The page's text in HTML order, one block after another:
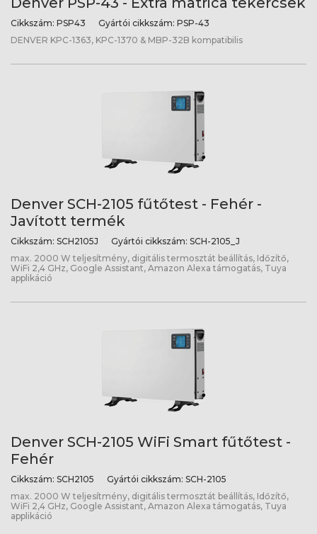
Cikkszám: PSP43 Gyártói cikkszám: PSP-43
DENVER KPC-1363, KPC-1370 & MBP-32B kompatibilis
Denver SCH-2105 fűtőtest - Fehér -
Javított termék
Cikkszám: SCH2105J Gyártói cikkszám: SCH-2105_J
max. 2000 W teljesítmény, digitális termosztát beállítás, Időzítő,
WiFi 2,4 GHz, Google Assistant, Amazon Alexa támogatás, Tuya
applikáció
Denver SCH-2105 WiFi Smart fűtőtest -
Fehér
Cikkszám: SCH2105 Gyártói cikkszám: SCH-2105
max. 2000 W teljesítmény, digitális termosztát beállítás, Időzítő,
WiFi 2,4 GHz, Google Assistant, Amazon Alexa támogatás, Tuya
applikáció